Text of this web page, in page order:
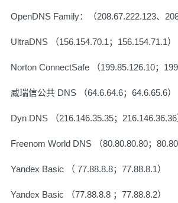
OpenDNS Family：（208.67.222.123、
UltraDNS （156.154.70.1；156.154.71.1）
Norton ConnectSafe （199.85.126.10；
威瑞信公共 DNS （64.6.64.6；64.6.65.6）
Dyn DNS （216.146.35.35；216.146.36.36
Freenom World DNS （80.80.80.80；
Yandex Basic （ 77.88.8.8；77.88.8.1）
Yandex Basic （77.88.8.8 ；77.88.8.2）